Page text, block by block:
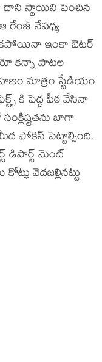
దాని స్థాయిని పెంచిన
రేంజ్ నేపధ్య
లేకపోయినా ఇంకా బెటర్
కన్నా పాటల
మాత్రం స్టేడియం
కి పెద్ద పీఠ వేసినా
బాగా
ఫోకస్ పెట్టాల్సింది.
డిపార్ట్ మెంట్
వెదజల్లినట్టు